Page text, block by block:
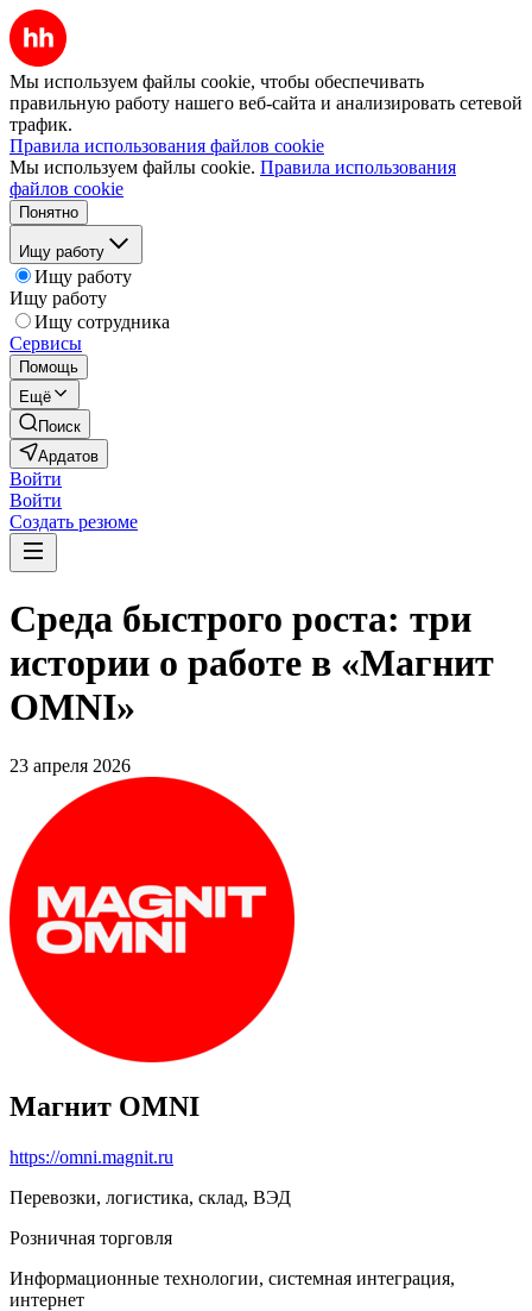
Мы используем файлы cookie, чтобы обеспечивать
правильную работу нашего веб-сайта и анализировать сетевой
трафик.
Правила использования файлов cookie
Мы используем файлы cookie. Правила использования
файлов cookie
Понятно
Ищу работу
Ищу работу
Ищу работу
Ищу сотрудника
Сервисы
Помощь
Ещё
Поиск
Ардатов
Войти
Войти
Создать резюме
Среда быстрого роста: три
истории о работе в «Магнит
OMNI»
23 апреля 2026
Магнит OMNI
https://omni.magnit.ru
Перевозки, логистика, склад, ВЭД
Розничная торговля
Информационные технологии, системная интеграция,
интернет